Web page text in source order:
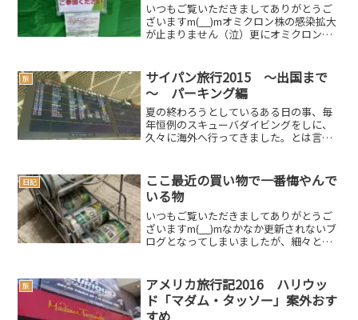
いつもご覧いただきましてありがとうご
ざいますm(__)mオミクロン株の感染拡大
が止まりません（泣）更にオミクロン株
しているそうです。世界的には「第６波
では終わらない」と...
旅
サイパン旅行2015 ～出国まで
～ パーキング編
夏の終わろうとしているある日の事、毎
年恒例のスキューバダイビングをしに、
久々に海外へ行ってきました。とは言っ
年一リゾートダイバーですが…一年でも
間を空けてしまったら辞め...
日記
ここ最近の買い物で一番悔やんで
いる物
いつもご覧いただきましてありがとうご
ざいますm(__)mなかなか更新されないブ
ログとなってしまいましたが、細々とで
で、お友達と軽井沢にお誕生日旅行に行
ってきました。まぁ...
旅
アメリカ旅行記2016 ハリウッ
ド「マダム・タッソー」案外おす
すめ